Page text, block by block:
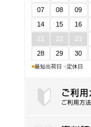
07
08 09
14
15 16
21
22 23
28
29 30
■最短出荷日 ■定休日